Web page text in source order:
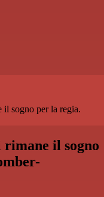
sogno per la regia.
il sogno